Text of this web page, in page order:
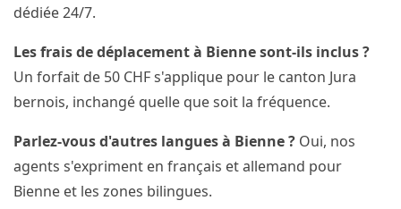
dédiée 24/7.
Les frais de déplacement à Bienne sont-ils inclus ?
Un forfait de 50 CHF s'applique pour le canton Jura
bernois, inchangé quelle que soit la fréquence.
Parlez-vous d'autres langues à Bienne ? Oui, nos
agents s'expriment en français et allemand pour
Bienne et les zones bilingues.